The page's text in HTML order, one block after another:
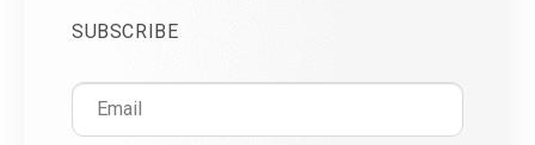
SUBSCRIBE